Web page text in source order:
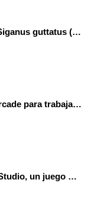
Pez conejo dorado Siganus guttatus (Bloch, 1786)
Instala MakeCode Arcade para trabajar offline en tu tablet, ordenador, Chromebook
Programa con OctoStudio, un juego de disparos contra Zombies con un cargador basado en el House of the dead